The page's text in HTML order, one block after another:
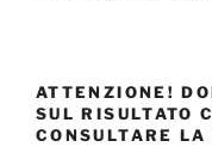
ATTENZIONE!
SUL RISULTATO
CONSULTARE LA